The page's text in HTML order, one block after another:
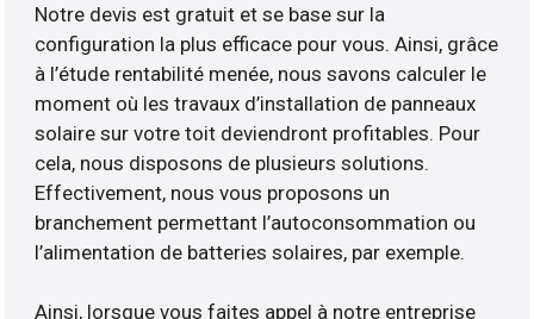
Notre devis est gratuit et se base sur la
configuration la plus efficace pour vous. Ainsi, grâce
à l’étude rentabilité menée, nous savons calculer le
moment où les travaux d’installation de panneaux
solaire sur votre toit deviendront profitables. Pour
cela, nous disposons de plusieurs solutions.
Effectivement, nous vous proposons un
branchement permettant l’autoconsommation ou
l’alimentation de batteries solaires, par exemple.
Ainsi, lorsque vous faites appel à notre entreprise